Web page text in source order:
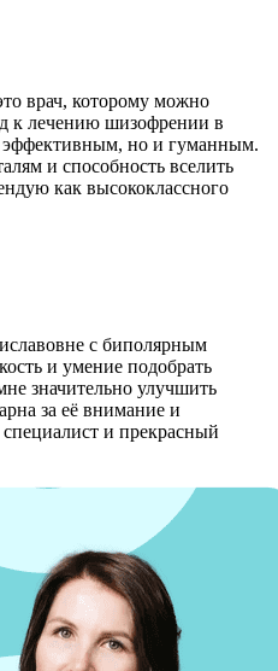
врач, которому можно
к лечению шизофрении в
эффективным, но и гуманным.
и способность вселить
как высококлассного
с биполярным
и умение подобрать
значительно улучшить
за её внимание и
и прекрасный